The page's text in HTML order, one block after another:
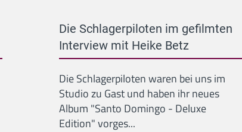
Die Schlagerpiloten im gefilmten
Interview mit Heike Betz
Die Schlagerpiloten waren bei uns im
Studio zu Gast und haben ihr neues
Album "Santo Domingo - Deluxe
Edition" vorges...